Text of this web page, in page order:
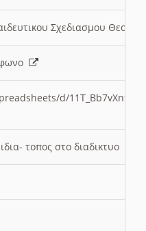
Σχεδιασμου
d/
τοπος στο διαδικτυο